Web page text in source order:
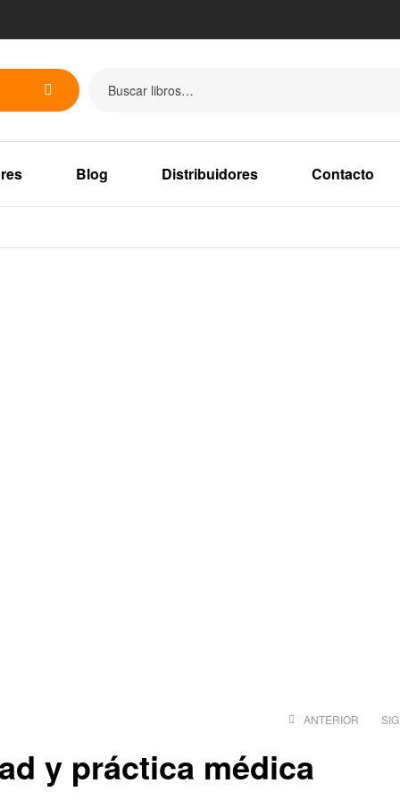
Blog Distribuidores Contacto
ANTERIOR
y práctica médica